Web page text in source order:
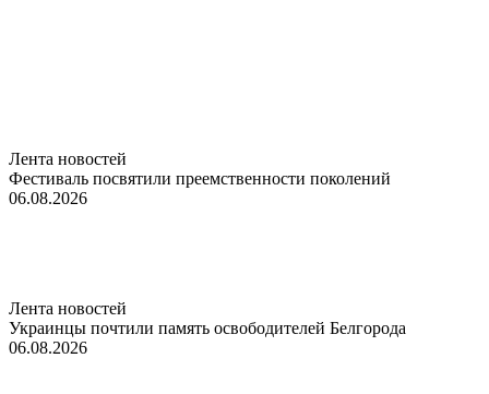
Лента новостей
Фестиваль посвятили преемственности поколений
06.08.2026
Лента новостей
Украинцы почтили память освободителей Белгорода
06.08.2026